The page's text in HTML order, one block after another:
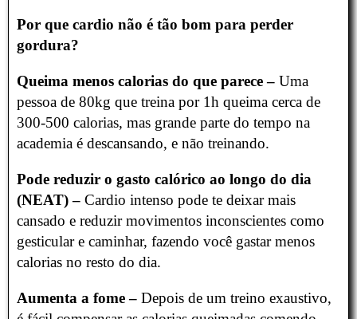
Por que cardio não é tão bom para perder
gordura?
Queima menos calorias do que parece – Uma
pessoa de 80kg que treina por 1h queima cerca de
300-500 calorias, mas grande parte do tempo na
academia é descansando, e não treinando.
Pode reduzir o gasto calórico ao longo do dia
(NEAT) – Cardio intenso pode te deixar mais
cansado e reduzir movimentos inconscientes como
gesticular e caminhar, fazendo você gastar menos
calorias no resto do dia.
Aumenta a fome – Depois de um treino exaustivo,